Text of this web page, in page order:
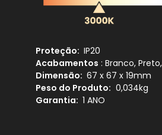
Proteção: IP20
Acabamentos : Branco,
Dimensão: 67 x 67 x 19mm
Peso do Produto: 0,034kg
Garantia: 1 ANO